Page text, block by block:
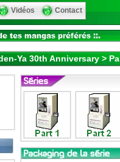
Vidéos Contact
Ya 30th Anniversary >